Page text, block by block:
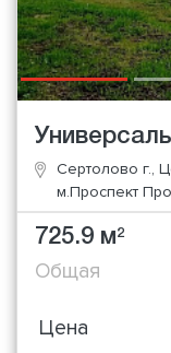
Сертолово г.,
м.Проспект
725.9 м2
Общая
Цена